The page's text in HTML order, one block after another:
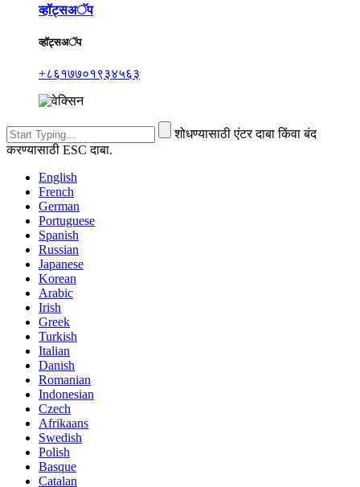
व्हॉट्सअॅप
व्हॉट्सअॅप
+८६१७७०१९३४५६३
शोधण्यासाठी एंटर दाबा किंवा बंद
करण्यासाठी ESC दाबा.
English
French
German
Portuguese
Spanish
Russian
Japanese
Korean
Arabic
Irish
Greek
Turkish
Italian
Danish
Romanian
Indonesian
Czech
Afrikaans
Swedish
Polish
Basque
Catalan